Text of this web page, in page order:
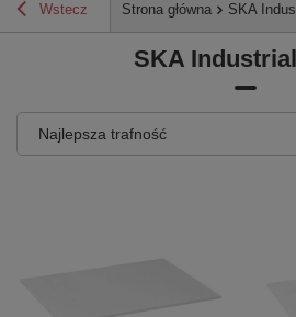
Wstecz Strona główna SKA
SKA
Najlepsza trafność